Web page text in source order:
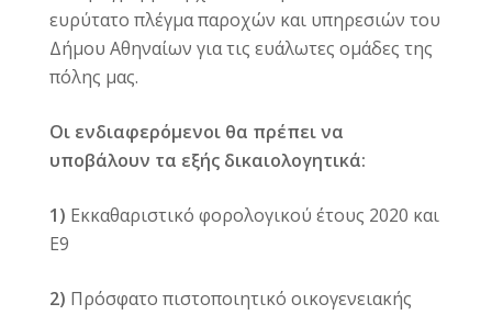
ευρύτατο πλέγμα παροχών και υπηρεσιών του
Δήμου Αθηναίων για τις ευάλωτες ομάδες της
πόλης μας.
Οι ενδιαφερόμενοι θα πρέπει να
υποβάλουν τα εξής δικαιολογητικά:
1) Εκκαθαριστικό φορολογικού έτους 2020 και
Ε9
2) Πρόσφατο πιστοποιητικό οικογενειακής